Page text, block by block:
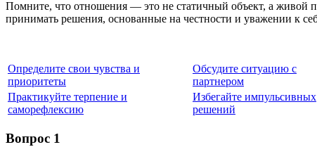
Помните, что отношения — это не статичный объект, а живой
принимать решения, основанные на честности и уважении к
Определите свои чувства и
приоритеты
Обсудите ситуацию с
партнером
Практикуйте терпение и
саморефлексию
Избегайте импульсивных
решений
Вопрос 1